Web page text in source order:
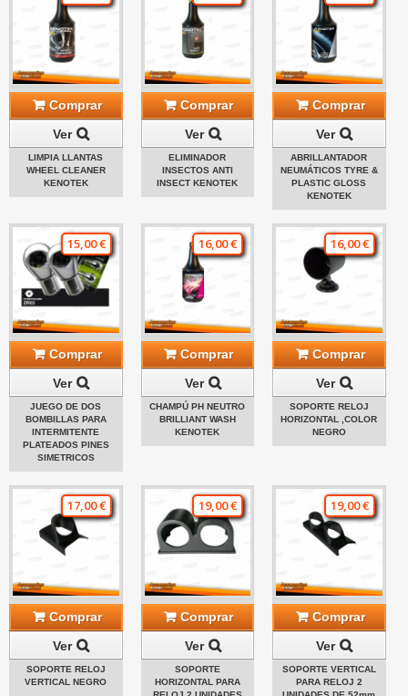
Comprar
Ver
LIMPIA LLANTAS
WHEEL CLEANER
KENOTEK
Comprar
Ver
ELIMINADOR
INSECTOS ANTI
INSECT KENOTEK
Comprar
Ver
ABRILLANTADOR
NEUMÁTICOS TYRE &
PLASTIC GLOSS
KENOTEK
15,00 €
Comprar
Ver
JUEGO DE DOS
BOMBILLAS PARA
INTERMITENTE
PLATEADOS PINES
SIMETRICOS
16,00 €
Comprar
Ver
CHAMPÚ PH NEUTRO
BRILLIANT WASH
KENOTEK
16,00 €
Comprar
Ver
SOPORTE RELOJ
HORIZONTAL ,COLOR
NEGRO
17,00 €
Comprar
Ver
SOPORTE RELOJ
VERTICAL NEGRO
19,00 €
Comprar
Ver
SOPORTE
HORIZONTAL PARA
19,00 €
Comprar
Ver
SOPORTE VERTICAL
PARA RELOJ 2